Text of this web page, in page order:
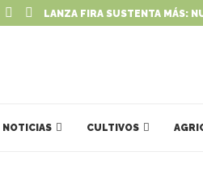
LANZA FIRA SUSTENTA MÁS:
NOTICIAS CULTIVOS